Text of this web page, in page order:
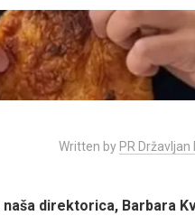
Written by PR Državljan
naša direktorica, Barbara